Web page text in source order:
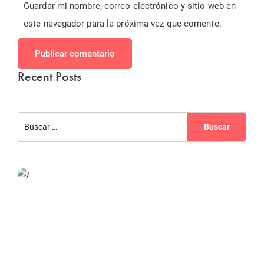
Guardar mi nombre, correo electrónico y sitio web en
este navegador para la próxima vez que comente.
Publicar comentario
Recent Posts